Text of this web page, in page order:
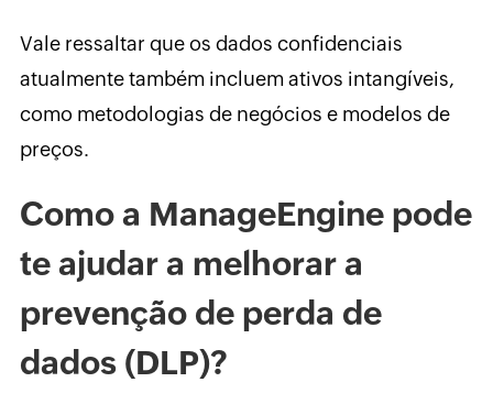
Vale ressaltar que os dados confidenciais
atualmente também incluem ativos intangíveis,
como metodologias de negócios e modelos de
preços.
Como a ManageEngine pode
te ajudar a melhorar a
prevenção de perda de
dados (DLP)?